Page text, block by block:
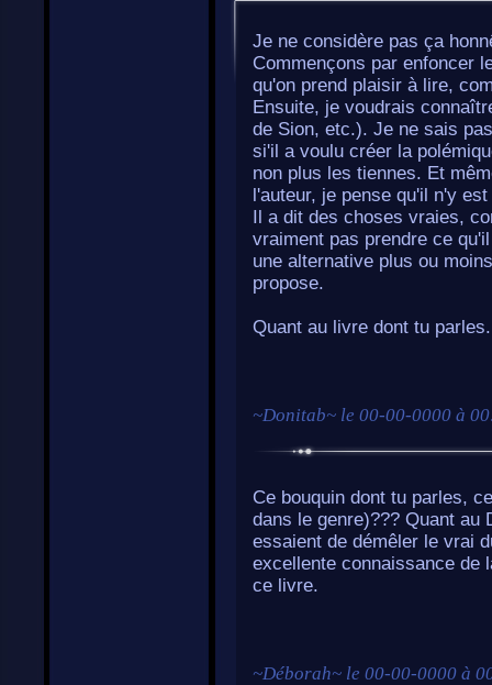
Je ne considère pas ça
Commençons par enfoncer
qu'on prend plaisir à lire,
Ensuite, je voudrais
de Sion, etc.). Je ne sais
si'il a voulu créer la
non plus les tiennes. Et
l'auteur, je pense qu'il n'y
Il a dit des choses vraies,
vraiment pas prendre ce
une alternative plus ou
propose.
Quant au livre dont tu
~Donitab~ le 00-00-0000 à
Ce bouquin dont tu parles,
dans le genre)??? Quant
essaient de démêler le vrai
excellente connaissance de
ce livre.
~Déborah~ le 00-00-0000 à